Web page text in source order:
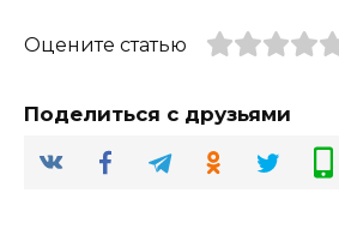
Оцените статью
Поделиться с друзьями